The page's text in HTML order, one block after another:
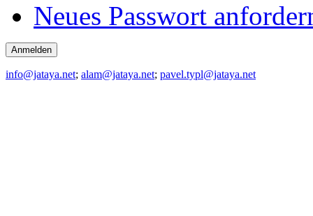
Neues Passwort
info@jataya.net; alam@jataya.net; pavel.typl@jataya.net